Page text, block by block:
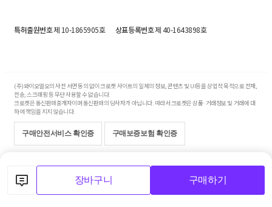
장바구니 구매하기
특허출원번호제 10-1865905호 상표등록번호제 40-1643898호
(주)와이오엘오의 사전 서면 동의 없이 크로켓 사이트의 일체의 정보, 콘텐츠 및 UI등을 상업적 목적으로 전재,
전송, 스크래핑 등 무단 사용할 수 없습니다.
크로켓은 통신판매중개자이며 통신판매의 당사자가 아닙니다. 따라서 크로켓은 상품·거래정보 및 거래에 대
하여 책임을 지지 않습니다.
구매안전서비스 확인증 구매보증보험 확인증